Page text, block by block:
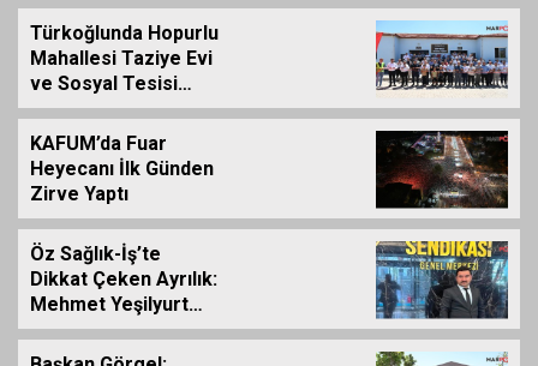
Türkoğlunda Hopurlu
Mahallesi Taziye Evi
ve Sosyal Tesisi
Hizmete Açıldı
KAFUM’da Fuar
Heyecanı İlk Günden
Zirve Yaptı
Öz Sağlık-İş’te
Dikkat Çeken Ayrılık:
Mehmet Yeşilyurt
İstifa Etti